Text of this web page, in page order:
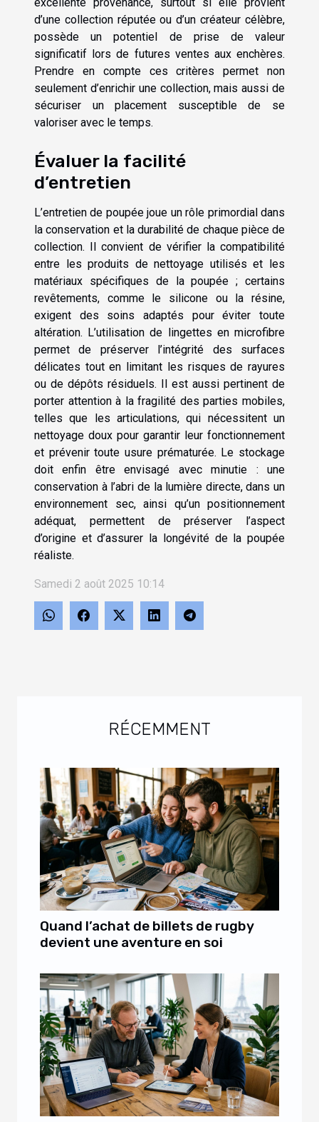
excellente provenance, surtout si elle provient
d’une collection réputée ou d’un créateur célèbre,
possède un potentiel de prise de valeur
significatif lors de futures ventes aux enchères.
Prendre en compte ces critères permet non
seulement d’enrichir une collection, mais aussi de
sécuriser un placement susceptible de se
valoriser avec le temps.
Évaluer la facilité
d’entretien
L’entretien de poupée joue un rôle primordial dans
la conservation et la durabilité de chaque pièce de
collection. Il convient de vérifier la compatibilité
entre les produits de nettoyage utilisés et les
matériaux spécifiques de la poupée ; certains
revêtements, comme le silicone ou la résine,
exigent des soins adaptés pour éviter toute
altération. L’utilisation de lingettes en microfibre
permet de préserver l’intégrité des surfaces
délicates tout en limitant les risques de rayures
ou de dépôts résiduels. Il est aussi pertinent de
porter attention à la fragilité des parties mobiles,
telles que les articulations, qui nécessitent un
nettoyage doux pour garantir leur fonctionnement
et prévenir toute usure prématurée. Le stockage
doit enfin être envisagé avec minutie : une
conservation à l’abri de la lumière directe, dans un
environnement sec, ainsi qu’un positionnement
adéquat, permettent de préserver l’aspect
d’origine et d’assurer la longévité de la poupée
réaliste.
Samedi 2 août 2025 10:14
RÉCEMMENT
Quand l’achat de billets de rugby
devient une aventure en soi